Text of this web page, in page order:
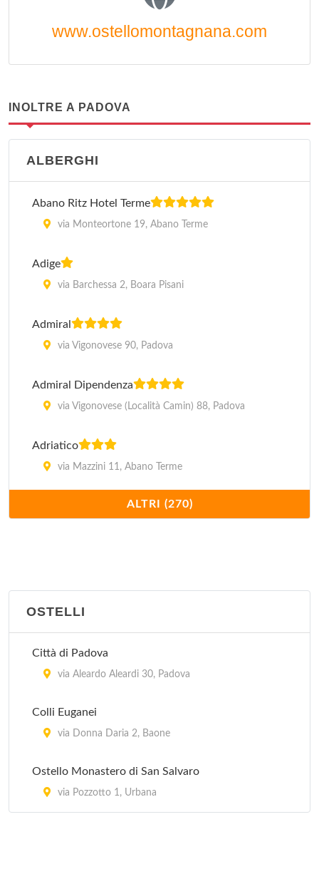
www.ostellomontagnana.com
INOLTRE A PADOVA
ALBERGHI
Abano Ritz Hotel Terme
via Monteortone 19, Abano Terme
Adige
via Barchessa 2, Boara Pisani
Admiral
via Vigonovese 90, Padova
Admiral Dipendenza
via Vigonovese (Località Camin) 88, Padova
Adriatico
via Mazzini 11, Abano Terme
viale Felice Cavallotti 44, Padova
via Capitello 12, Megliadino San Vitale
via Fra' Paolo Sarpi 40, Padova
via Galzignana 16, Battaglia Terme
ALTRI (270)
OSTELLI
Città di Padova
via Aleardo Aleardi 30, Padova
Colli Euganei
via Donna Daria 2, Baone
Ostello Monastero di San Salvaro
via Pozzotto 1, Urbana